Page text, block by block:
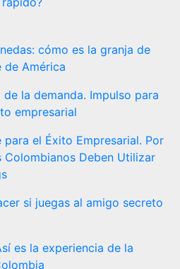
cómo es la granja de
de América
la demanda. Impulso para
empresarial
el Éxito Empresarial. Por
Colombianos Deben Utilizar
si juegas al amigo secreto
es la experiencia de la